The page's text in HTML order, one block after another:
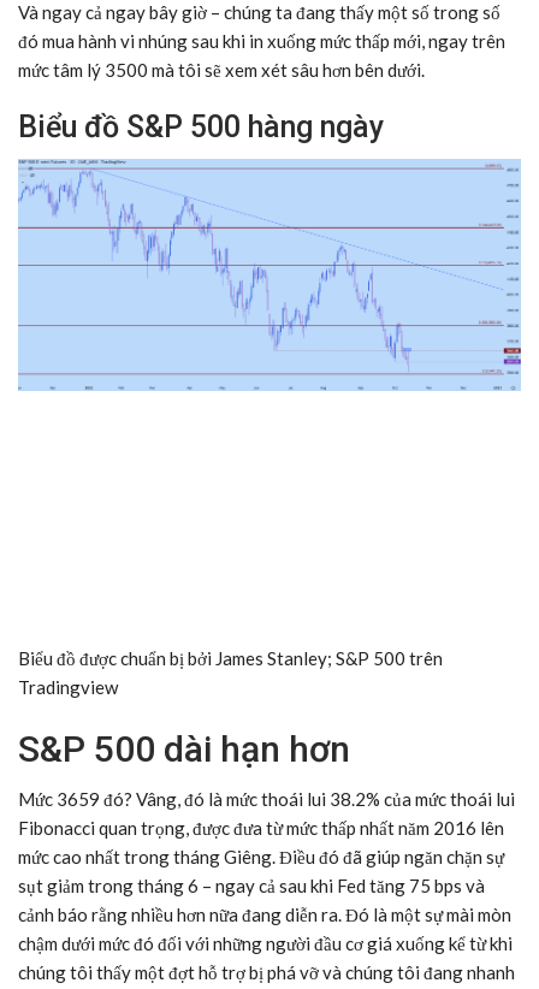
Và ngay cả ngay bây giờ – chúng ta đang thấy một số trong số
đó mua hành vi nhúng sau khi in xuống mức thấp mới, ngay trên
mức tâm lý 3500 mà tôi sẽ xem xét sâu hơn bên dưới.
Biểu đồ S&P 500 hàng ngày
Biểu đồ được chuẩn bị bởi James Stanley; S&P 500 trên
Tradingview
S&P 500 dài hạn hơn
Mức 3659 đó? Vâng, đó là mức thoái lui 38.2% của mức thoái lui
Fibonacci quan trọng, được đưa từ mức thấp nhất năm 2016 lên
mức cao nhất trong tháng Giêng. Điều đó đã giúp ngăn chặn sự
sụt giảm trong tháng 6 – ngay cả sau khi Fed tăng 75 bps và
cảnh báo rằng nhiều hơn nữa đang diễn ra. Đó là một sự mài mòn
chậm dưới mức đó đối với những người đầu cơ giá xuống kể từ khi
chúng tôi thấy một đợt hỗ trợ bị phá vỡ và chúng tôi đang nhanh